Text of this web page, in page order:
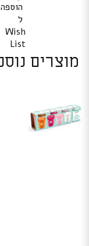
הוספה
ל
Wish
List
מוצרים